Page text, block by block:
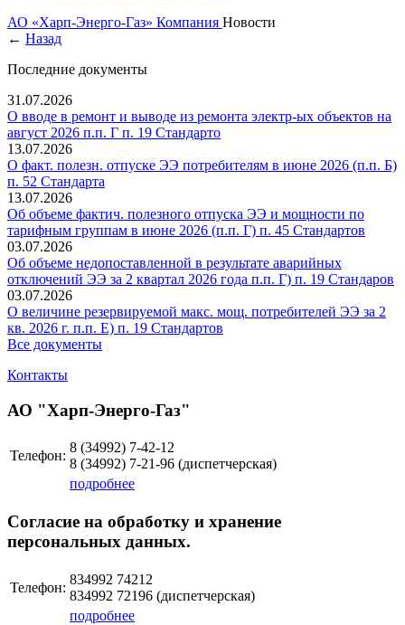
АО «Харп-Энерго-Газ» Компания Новости
← Назад
Последние документы
31.07.2026
О вводе в ремонт и выводе из ремонта электр-ых объектов на
август 2026 п.п. Г п. 19 Стандарто
13.07.2026
О факт. полезн. отпуске ЭЭ потребителям в июне 2026 (п.п. Б)
п. 52 Стандарта
13.07.2026
Об объеме фактич. полезного отпуска ЭЭ и мощности по
тарифным группам в июне 2026 (п.п. Г) п. 45 Стандартов
03.07.2026
Об объеме недопоставленной в результате аварийных
отключений ЭЭ за 2 квартал 2026 года п.п. Г) п. 19 Стандаров
03.07.2026
О величине резервируемой макс. мощ. потребителей ЭЭ за 2
кв. 2026 г. п.п. Е) п. 19 Стандартов
Все документы
Контакты
АО "Харп-Энерго-Газ"
Телефон:
8 (34992) 7-42-12
8 (34992) 7-21-96 (диспетчерская)
подробнее
Согласие на обработку и хранение
персональных данных.
Телефон:
834992 74212
834992 72196 (диспетчерская)
подробнее